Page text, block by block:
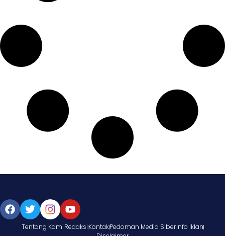
Tentang KamiRedaksiKontakPedoman Media SiberInfo Iklan